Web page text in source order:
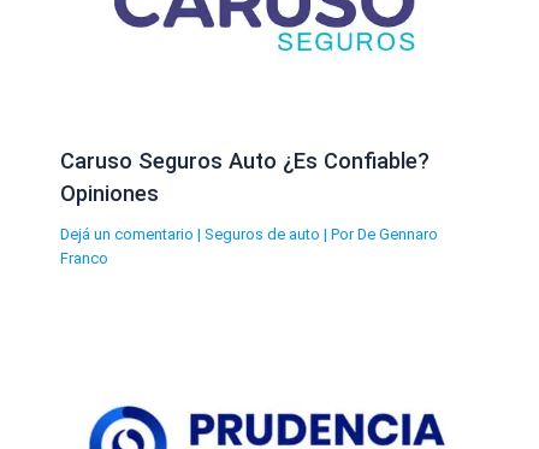
Caruso Seguros Auto ¿Es Confiable?
Opiniones
Dejá un comentario | Seguros de auto | Por De Gennaro
Franco